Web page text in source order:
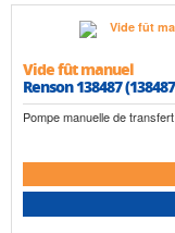
Vide fût manuel
Renson 138487
Pompe manuelle de